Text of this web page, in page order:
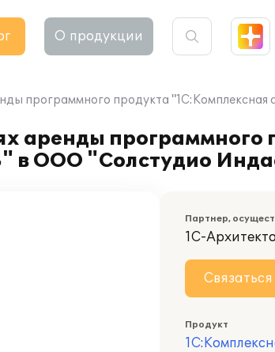
О продукции
программного продукта
аренды программного
в ООО "Солстудио
Партнер,
1С-
Связаться
Продукт